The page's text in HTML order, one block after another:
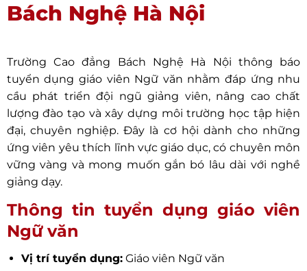
Bách Nghệ Hà Nội
Trường Cao đẳng Bách Nghệ Hà Nội thông báo
tuyển dụng giáo viên Ngữ văn nhằm đáp ứng nhu
cầu phát triển đội ngũ giảng viên, nâng cao chất
lượng đào tạo và xây dựng môi trường học tập hiện
đại, chuyên nghiệp. Đây là cơ hội dành cho những
ứng viên yêu thích lĩnh vực giáo dục, có chuyên môn
vững vàng và mong muốn gắn bó lâu dài với nghề
giảng dạy.
Thông tin tuyển dụng giáo viên
Ngữ văn
Vị trí tuyển dụng:Giáo viên Ngữ văn